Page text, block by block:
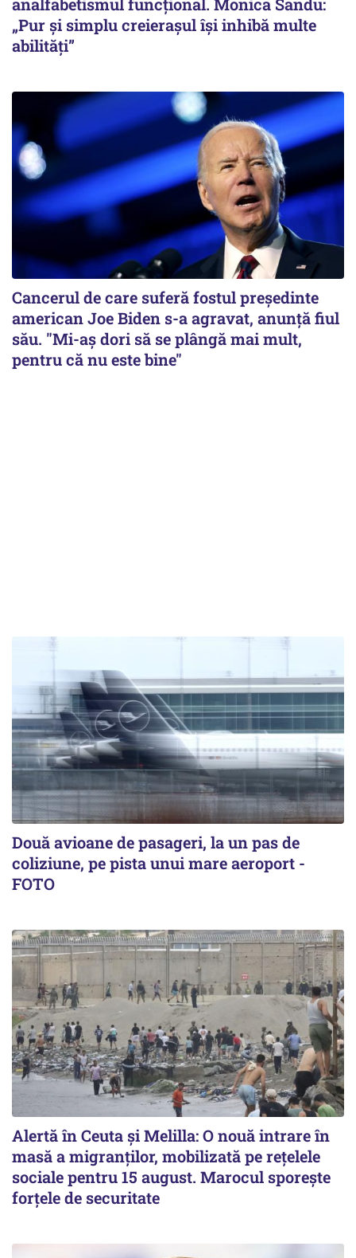
„Pur și simplu creierașul își inhibă multe
abilități”
Cancerul de care suferă fostul preşedinte
american Joe Biden s-a agravat, anunță fiul
său. "Mi-aș dori să se plângă mai mult,
pentru că nu este bine"
Două avioane de pasageri, la un pas de
coliziune, pe pista unui mare aeroport -
FOTO
Alertă în Ceuta și Melilla: O nouă intrare în
masă a migranților, mobilizată pe rețelele
sociale pentru 15 august. Marocul sporește
forțele de securitate